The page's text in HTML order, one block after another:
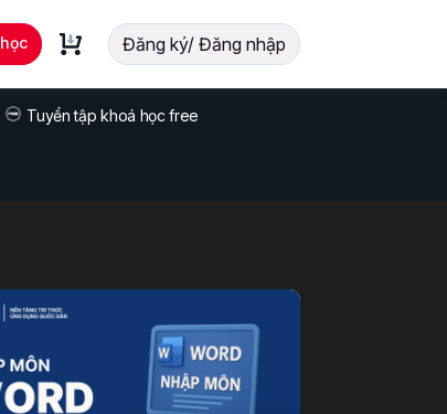
Đăng ký/ Đăng nhập
Tuyển tập khoá học free